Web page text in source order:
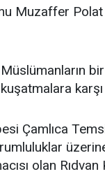
Muzaffer
Çamlıca
olan